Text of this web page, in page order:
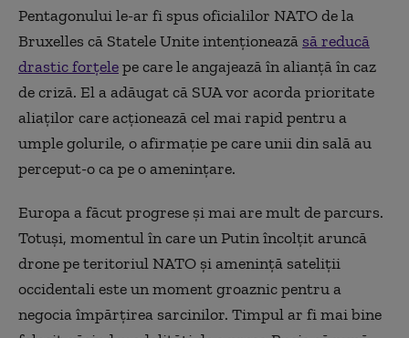
Pentagonului le-ar fi spus oficialilor NATO de la
Bruxelles că Statele Unite intenționează să reducă
drastic forțelepe care le angajează în alianță în caz
de criză. El a adăugat că SUA vor acorda prioritate
aliaților care acționează cel mai rapid pentru a
umple golurile, o afirmație pe care unii din sală au
perceput-o ca pe o amenințare.
Europa a făcut progrese și mai are mult de parcurs.
Totuși, momentul în care un Putin încolțit aruncă
drone pe teritoriul NATO și amenință sateliții
occidentali este un moment groaznic pentru a
negocia împărțirea sarcinilor. Timpul ar fi mai bine